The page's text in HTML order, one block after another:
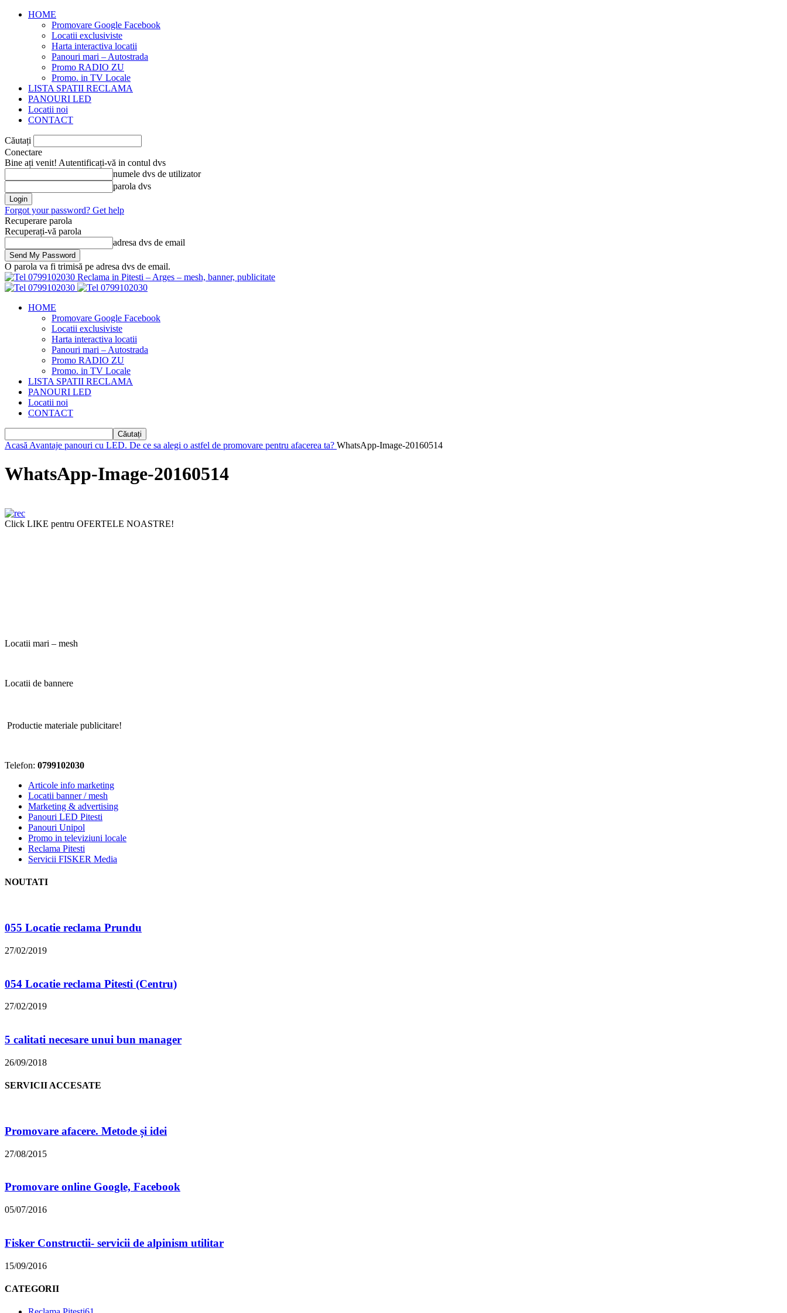
HOME
Promovare Google Facebook
Locatii exclusiviste
Harta interactiva locatii
Panouri mari – Autostrada
Promo RADIO ZU
Promo. in TV Locale
LISTA SPATII RECLAMA
PANOURI LED
Locatii noi
CONTACT
Căutați
Conectare
Bine ați venit! Autentificați-vă in contul dvs
numele dvs de utilizator
parola dvs
Forgot your password? Get help
Recuperare parola
Recuperați-vă parola
adresa dvs de email
O parola va fi trimisă pe adresa dvs de email.
Reclama in Pitesti – Arges – mesh, banner, publicitate
HOME
Promovare Google Facebook
Locatii exclusiviste
Harta interactiva locatii
Panouri mari – Autostrada
Promo RADIO ZU
Promo. in TV Locale
LISTA SPATII RECLAMA
PANOURI LED
Locatii noi
CONTACT
Acasă Avantaje panouri cu LED. De ce sa alegi o astfel de promovare pentru afacerea ta? WhatsApp-Image-20160514
WhatsApp-Image-20160514
Click LIKE pentru OFERTELE NOASTRE!
Locatii mari – mesh
Locatii de bannere
Productie materiale publicitare!
Telefon: 0799102030
Articole info marketing
Locatii banner / mesh
Marketing & advertising
Panouri LED Pitesti
Panouri Unipol
Promo in televiziuni locale
Reclama Pitesti
Servicii FISKER Media
NOUTATI
055 Locatie reclama Prundu
27/02/2019
054 Locatie reclama Pitesti (Centru)
27/02/2019
5 calitati necesare unui bun manager
26/09/2018
SERVICII ACCESATE
Promovare afacere. Metode și idei
27/08/2015
Promovare online Google, Facebook
05/07/2016
Fisker Constructii- servicii de alpinism utilitar
15/09/2016
CATEGORII